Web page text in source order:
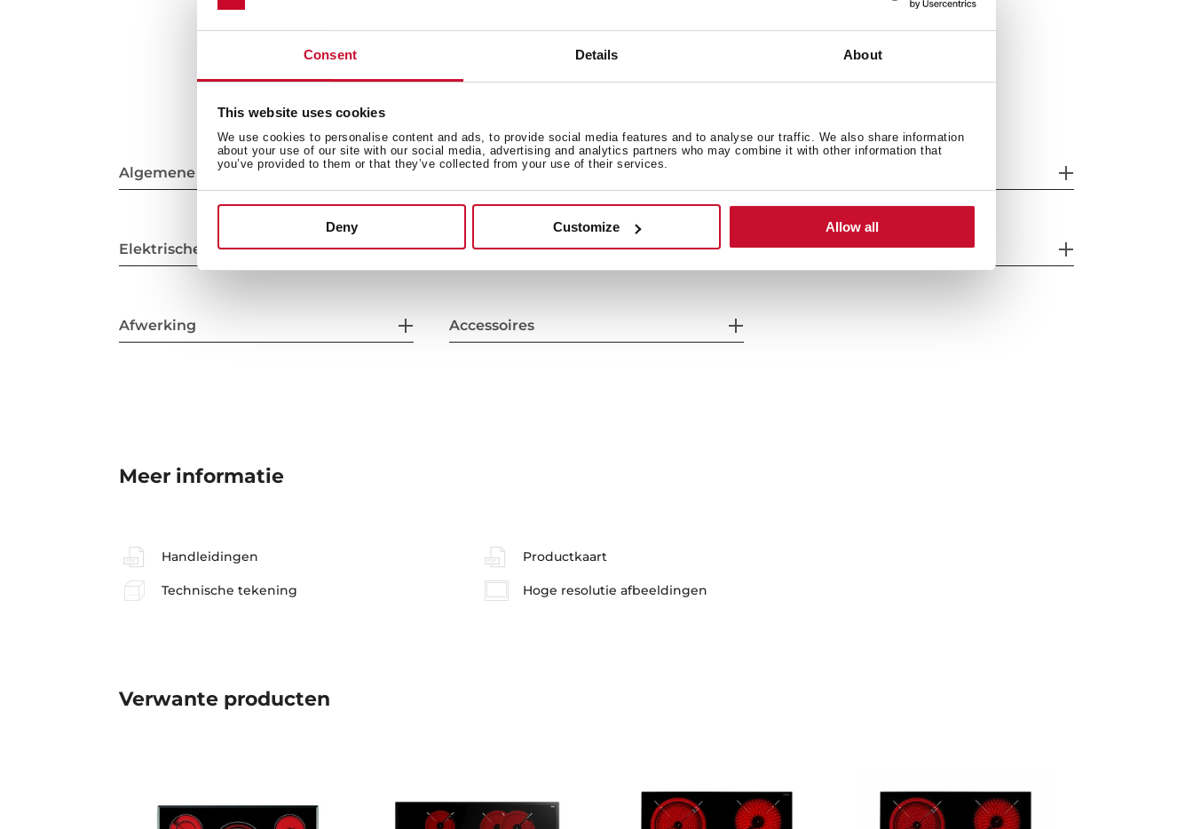
Consent Details About
This website uses cookies
We use cookies to personalise content and ads, to provide social media features and to analyse our traffic. We also share information
about your use of our site with our social media, advertising and analytics partners who may combine it with other information that
you’ve provided to them or that they’ve collected from your use of their services.
Deny Customize Allow all
Algemene metingen Passende maatregelen
Elektrische verbinding Kookzones Beveiligingssysteem
Afwerking Accessoires
Meer informatie
Handleidingen Productkaart
Technische tekening Hoge resolutie afbeeldingen
Verwante producten